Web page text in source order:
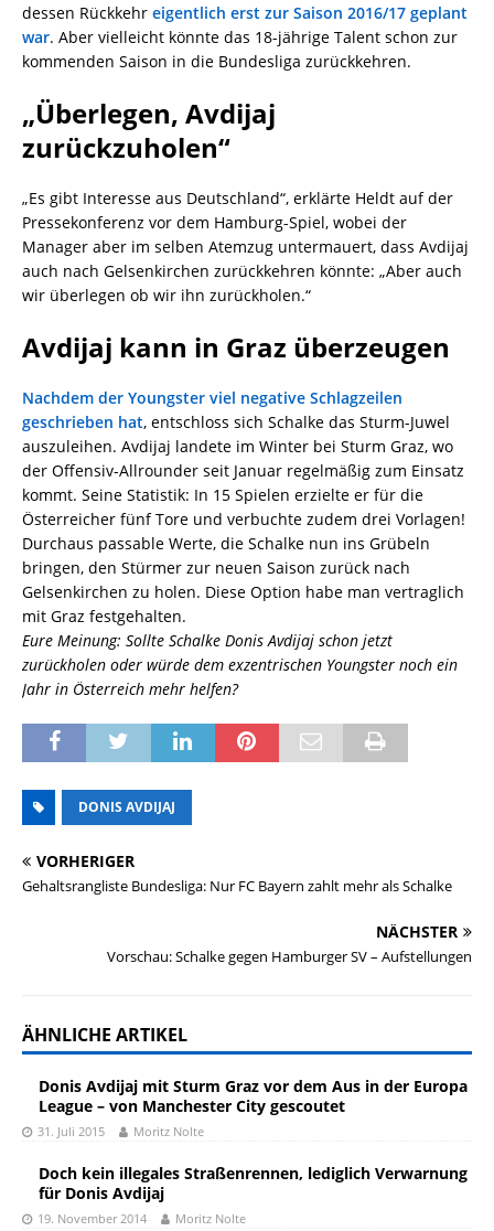
dessen Rückkehr eigentlich erst zur Saison 2016/17 geplant
war. Aber vielleicht könnte das 18-jährige Talent schon zur
kommenden Saison in die Bundesliga zurückkehren.
„Überlegen, Avdijaj
zurückzuholen“
„Es gibt Interesse aus Deutschland“, erklärte Heldt auf der
Pressekonferenz vor dem Hamburg-Spiel, wobei der
Manager aber im selben Atemzug untermauert, dass Avdijaj
auch nach Gelsenkirchen zurückkehren könnte: „Aber auch
wir überlegen ob wir ihn zurückholen.“
Avdijaj kann in Graz überzeugen
Nachdem der Youngster viel negative Schlagzeilen
geschrieben hat, entschloss sich Schalke das Sturm-Juwel
auszuleihen. Avdijaj landete im Winter bei Sturm Graz, wo
der Offensiv-Allrounder seit Januar regelmäßig zum Einsatz
kommt. Seine Statistik: In 15 Spielen erzielte er für die
Österreicher fünf Tore und verbuchte zudem drei Vorlagen!
Durchaus passable Werte, die Schalke nun ins Grübeln
bringen, den Stürmer zur neuen Saison zurück nach
Gelsenkirchen zu holen. Diese Option habe man vertraglich
mit Graz festgehalten.
Eure Meinung: Sollte Schalke Donis Avdijaj schon jetzt
zurückholen oder würde dem exzentrischen Youngster noch ein
Jahr in Österreich mehr helfen?
DONIS AVDIJAJ
VORHERIGER
Gehaltsrangliste Bundesliga: Nur FC Bayern zahlt mehr als Schalke
NÄCHSTER
Vorschau: Schalke gegen Hamburger SV – Aufstellungen
ÄHNLICHE ARTIKEL
Donis Avdijaj mit Sturm Graz vor dem Aus in der Europa
League – von Manchester City gescoutet
31. Juli 2015 Moritz Nolte
Doch kein illegales Straßenrennen, lediglich Verwarnung
für Donis Avdijaj
19. November 2014 Moritz Nolte